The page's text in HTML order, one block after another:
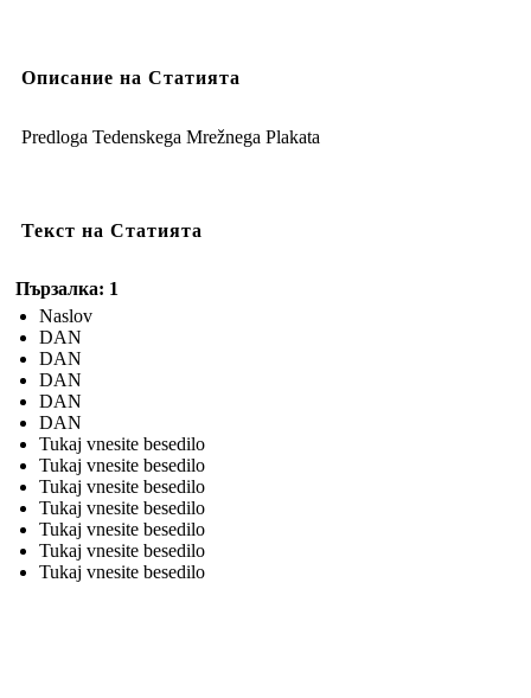
Описание на Статията
Predloga Tedenskega Mrežnega Plakata
Текст на Статията
Пързалка: 1
Naslov
DAN
DAN
DAN
DAN
DAN
Tukaj vnesite besedilo
Tukaj vnesite besedilo
Tukaj vnesite besedilo
Tukaj vnesite besedilo
Tukaj vnesite besedilo
Tukaj vnesite besedilo
Tukaj vnesite besedilo